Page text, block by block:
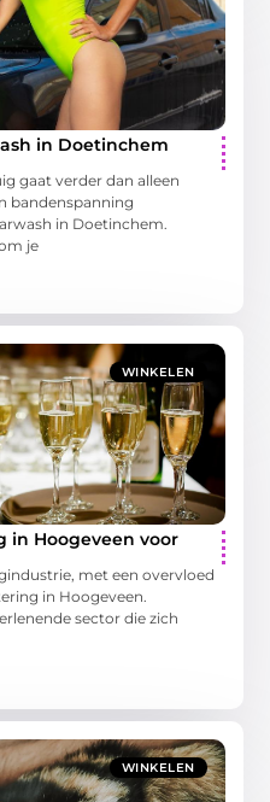
in Doetinchem
gaat verder dan alleen
bandenspanning
in Doetinchem.
je
WINKELEN
in Hoogeveen voor
met een overvloed
in Hoogeveen.
sector die zich
WINKELEN